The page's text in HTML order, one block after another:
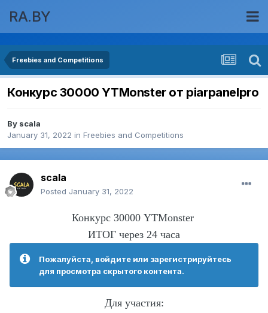
RA.BY
Freebies and Competitions
Конкурс 30000 YTMonster от piarpanelpro
By scala
January 31, 2022 in Freebies and Competitions
scala
Posted January 31, 2022
Конкурс 30000 YTMonster
ИТОГ через 24 часа
Пожалуйста, войдите или зарегистрируйтесь
для просмотра скрытого контента.
Для участия: